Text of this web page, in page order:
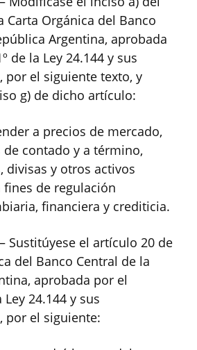
Carta Orgánica del Banco
Argentina, aprobada
de la Ley 24.144 y sus
por el siguiente texto, y
g) de dicho artículo:
a precios de mercado,
contado y a término,
divisas y otros activos
de regulación
financiera y crediticia.
Sustitúyese el artículo 20 de
del Banco Central de la
aprobada por el
24.144 y sus
por el siguiente: